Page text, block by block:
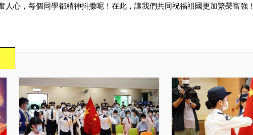
心，每個同學都精神抖擻呢！在此，讓我們共同祝福祖國更加繁榮富強！